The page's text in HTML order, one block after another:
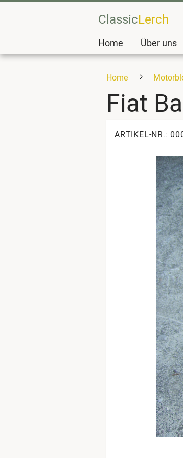
ClassicLerch
Home Über uns
Home
Fiat
ARTIKEL-NR.: